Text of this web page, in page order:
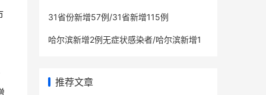
31省份新增57例/31省新增115例
哈尔滨新增2例无症状感染者/哈尔滨新增1
推荐文章